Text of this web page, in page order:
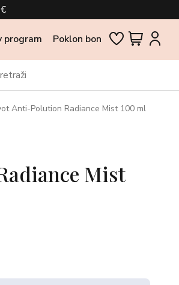
program Poklon bon
Anti-Polution Radiance Mist 100 ml
Mist